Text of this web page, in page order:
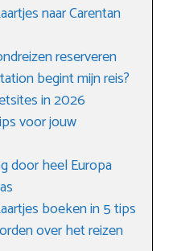
naar Carentan
reserveren
begint mijn reis?
in 2026
voor jouw
door heel Europa
boeken in 5 tips
over het reizen